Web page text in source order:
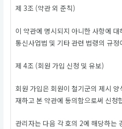
제 3조 (약관 외 준칙)
이 약관에 명시되지 아니한 사항에
통신사업법 및 기타 관련 법령의 규정
제 4조 (회원 가입 신청 및 유보)
회원 가입은 회원이 철기군의 제시
재하고 본 약관에 동의함으로써 신청
관리자는 다음 각 호의 2에 해당하는